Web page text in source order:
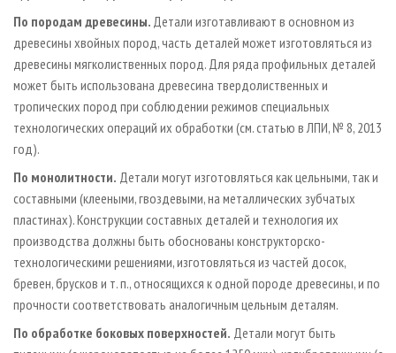
По породам древесины. Детали изготавливают в основном из
древесины хвойных пород, часть деталей может изготовляться из
древесины мягколиственных пород. Для ряда профильных деталей
может быть использована древесина твердолиственных и
тропических пород при соблюдении режимов специальных
технологических операций их обработки (см. статью в ЛПИ, № 8, 2013
год).
По монолитности. Детали могут изготовляться как цельными, так и
составными (клееными, гвоздевыми, на металлических зубчатых
пластинах). Конструкции составных деталей и технология их
производства должны быть обоснованы конструкторско­-
технологическими решениями, изготовляться из частей досок,
бревен, брусков и т. п., относящихся к одной породе древесины, и по
прочности соответствовать аналогичным цельным деталям.
По обработке боковых поверхностей. Детали могут быть